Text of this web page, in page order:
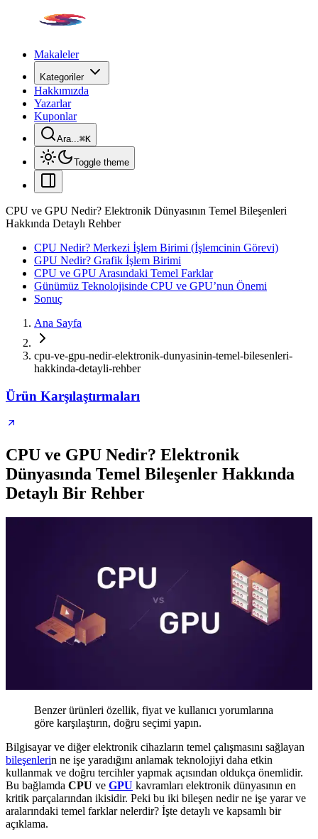
Makaleler
Kategoriler
Hakkımızda
Yazarlar
Kuponlar
Ara...⌘K
Toggle theme
CPU ve GPU Nedir? Elektronik Dünyasının Temel Bileşenleri
Hakkında Detaylı Rehber
CPU Nedir? Merkezi İşlem Birimi (İşlemcinin Görevi)
GPU Nedir? Grafik İşlem Birimi
CPU ve GPU Arasındaki Temel Farklar
Günümüz Teknolojisinde CPU ve GPU’nun Önemi
Sonuç
Ana Sayfa
cpu-ve-gpu-nedir-elektronik-dunyasinin-temel-bilesenleri-
hakkinda-detayli-rehber
Ürün Karşılaştırmaları
CPU ve GPU Nedir? Elektronik
Dünyasında Temel Bileşenler Hakkında
Detaylı Bir Rehber
Benzer ürünleri özellik, fiyat ve kullanıcı yorumlarına
göre karşılaştırın, doğru seçimi yapın.
Bilgisayar ve diğer elektronik cihazların temel çalışmasını sağlayan
bileşenlerin ne işe yaradığını anlamak teknolojiyi daha etkin
kullanmak ve doğru tercihler yapmak açısından oldukça önemlidir.
Bu bağlamda CPU ve GPU kavramları elektronik dünyasının en
kritik parçalarından ikisidir. Peki bu iki bileşen nedir ne işe yarar ve
aralarındaki temel farklar nelerdir? İşte detaylı ve kapsamlı bir
açıklama.